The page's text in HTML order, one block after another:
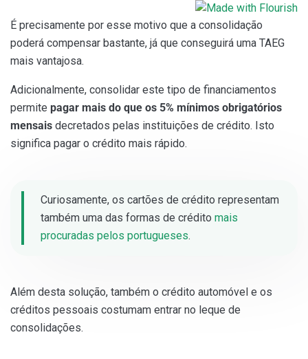
É precisamente por esse motivo que a consolidação
poderá compensar bastante, já que conseguirá uma TAEG
mais vantajosa.
Adicionalmente, consolidar este tipo de financiamentos
permite pagar mais do que os 5% mínimos obrigatórios
mensais decretados pelas instituições de crédito. Isto
significa pagar o crédito mais rápido.
Curiosamente, os cartões de crédito representam
também uma das formas de crédito mais
procuradas pelos portugueses.
Além desta solução, também o crédito automóvel e os
créditos pessoais costumam entrar no leque de
consolidações.